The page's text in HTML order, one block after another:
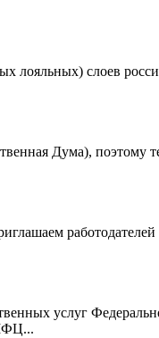
слоев
Дума), поэтому
услуг